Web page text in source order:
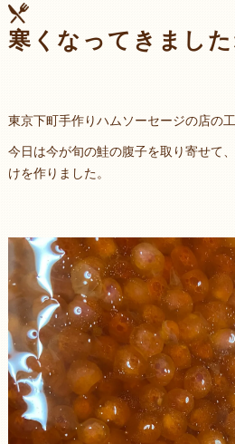
寒くなってきました
東京下町手作りハムソーセージの店の工
今日は今が旬の鮭の腹子を取り寄せて
けを作りました。